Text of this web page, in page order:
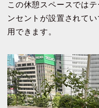
この休憩スペースでは
ンセントが設置されて
用できます。